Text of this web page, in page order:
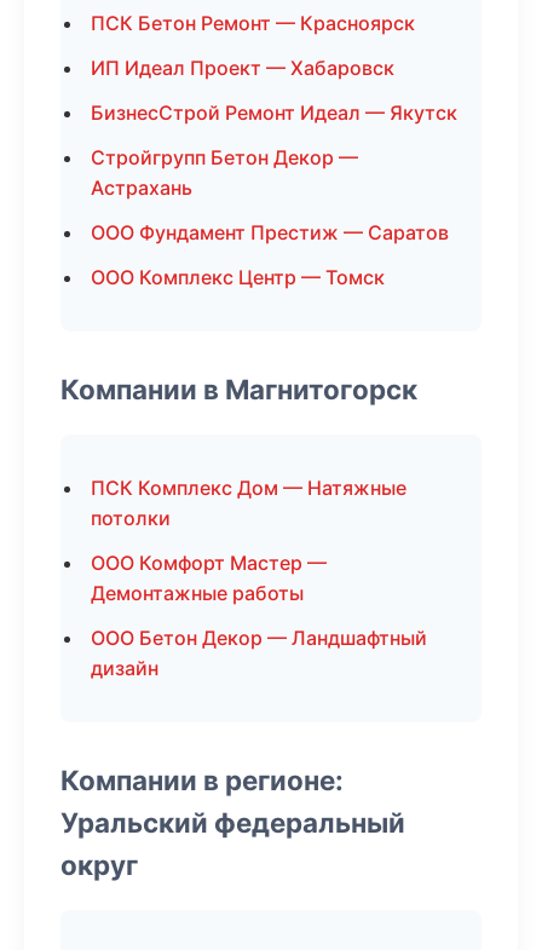
ПСК Бетон Ремонт — Красноярск
ИП Идеал Проект — Хабаровск
БизнесСтрой Ремонт Идеал — Якутск
Стройгрупп Бетон Декор —
Астрахань
ООО Фундамент Престиж — Саратов
ООО Комплекс Центр — Томск
Компании в Магнитогорск
ПСК Комплекс Дом — Натяжные
потолки
ООО Комфорт Мастер —
Демонтажные работы
ООО Бетон Декор — Ландшафтный
дизайн
Компании в регионе:
Уральский федеральный
округ